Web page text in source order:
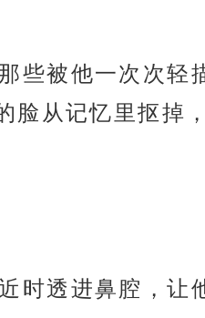
些被他一次次轻
从记忆里抠掉
时透进鼻腔，让